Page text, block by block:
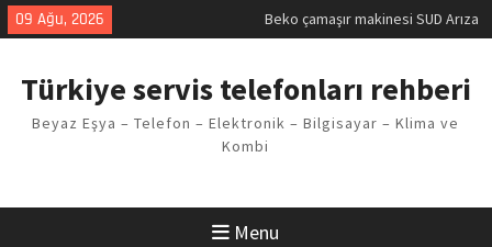
Skip
to
09 Ağu, 2026
Demirdöküm buzdolabı E1 Arıza
Kodu
Arızası Çözümü
E02 Arıza Kodu Regal kombi
Sorunu
Türkiye servis telefonları rehberi
Beyaz Eşya – Telefon – Elektronik – Bilgisayar – Klima ve
Kombi
Menu